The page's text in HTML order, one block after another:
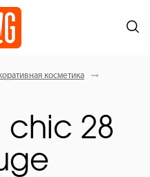
косметика
сhic 28